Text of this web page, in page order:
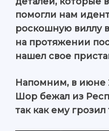
помогли нам
роскошную виллу
на протяжении
нашел свое
Напомним, в июне
Шор бежал из
так как ему